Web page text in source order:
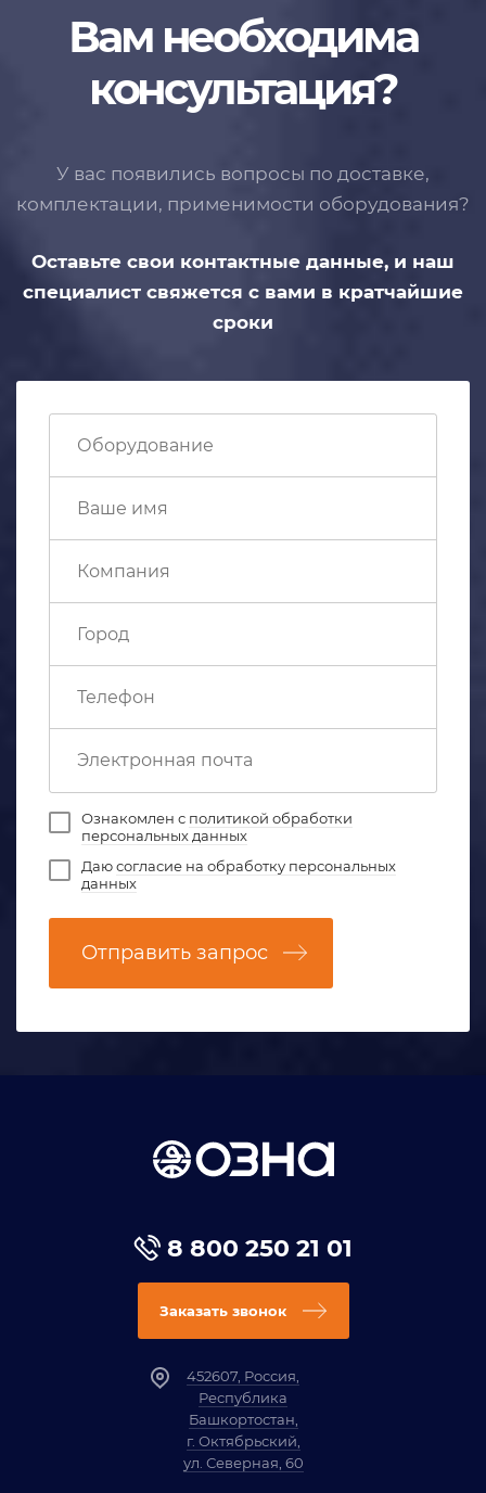
Вам необходима
консультация?
У вас появились вопросы по доставке,
комплектации, применимости оборудования?
Оставьте свои контактные данные, и наш
специалист свяжется с вами в кратчайшие
сроки
Ознакомлен с политикой обработки
персональных данных
Даюсогласие на обработку персональных
данных
Отправить запрос
8 800 250 21 01
Заказать звонок
452607, Россия,
Республика
Башкортостан,
г. Октябрьский,
ул. Северная, 60